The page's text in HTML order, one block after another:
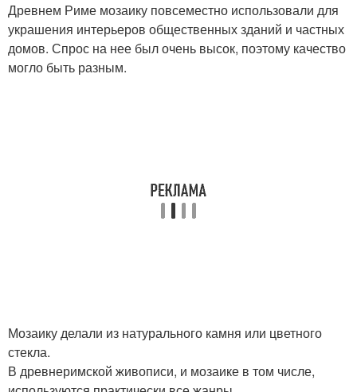
Древнем Риме мозаику повсеместно использовали для
украшения интерьеров общественных зданий и частных
домов. Спрос на нее был очень высок, поэтому качество
могло быть разным.
Мозаику делали из натурального камня или цветного
стекла.
В древнеримской живописи, и мозаике в том числе,